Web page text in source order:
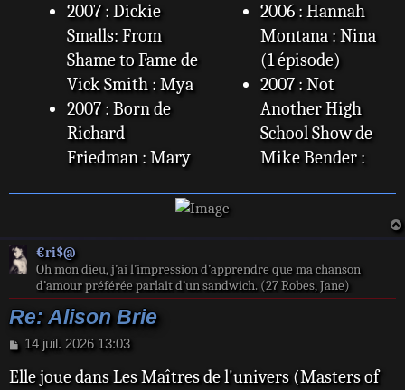
2007 : Dickie
Smalls: From
Shame to Fame de
Vick Smith : Mya
2007 : Born de
Richard
Friedman : Mary
de William
Malone : Darcy
2008 : The
Coverup (en) de
Brian Jun : Grace
2010 : Raspberry
2006 : Hannah
Montana : Nina
(1 épisode)
2007 : Not
Another High
School Show de
Mike Bender :
épisodes)
2008 : My Alibi :
2008 : The
€ri$@
Oh mon dieu, j’ai l’impression d’apprendre que ma chanson
d’amour préférée parlait d’un sandwich. (27 Robes, Jane)
Re: Alison Brie
M
s
14 juil. 2026 13:03
Elle joue dans Les Maîtres de l'univers (Masters of